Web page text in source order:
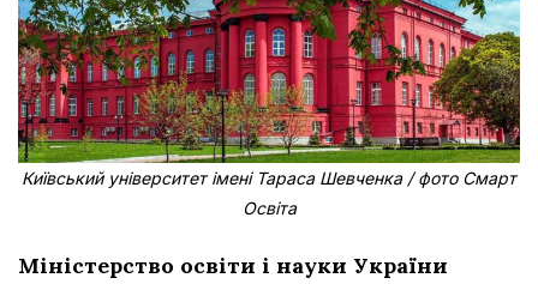
Київський університет імені Тараса Шевченка / фото Смарт
Освіта
Міністерство освіти і науки України